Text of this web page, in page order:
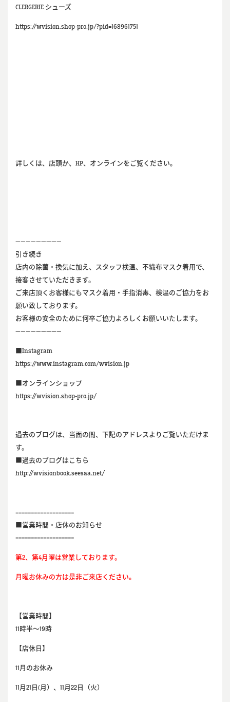
CLERGERIE シューズ
https://wvision.shop-pro.jp/?pid=168961751
詳しくは、店頭か、HP、オンラインをご覧ください。
—————————
引き続き
店内の除菌・換気に加え、スタッフ検温、不織布マスク着用で、
接客させていただきます。
ご来店頂くお客様にもマスク着用・手指消毒、検温のご協力をお
願い致しております。
お客様の安全のために何卒ご協力よろしくお願いいたします。
—————————
■Instagram
https://www.instagram.com/wvision.jp
■オンラインショップ
https://wvision.shop-pro.jp/
過去のブログは、当面の間、下記のアドレスよりご覧いただけま
す。
■過去のブログはこちら
http://wvisionbook.seesaa.net/
===================
■営業時間・店休のお知らせ
===================
第2、第4月曜は営業しております。
月曜お休みの方は是非ご来店ください。
【営業時間】
11時半～19時
【店休日】
11月のお休み
11月21日(月）、11月22日（火）